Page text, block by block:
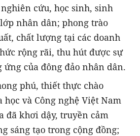
cứu, học sinh, sinh
nhân dân; phong trào
chất lượng tại các doanh
rộng rãi, thu hút được sự
ứng của đông đảo nhân dân.
phú, thiết thực chào
học và Công nghệ Việt Nam
đã khơi dậy, truyền cảm
sáng tạo trong cộng đồng;